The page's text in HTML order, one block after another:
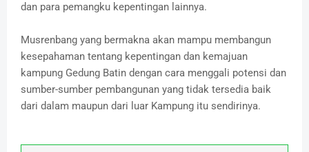
dan para pemangku kepentingan lainnya.
Musrenbang yang bermakna akan mampu membangun
kesepahaman tentang kepentingan dan kemajuan
kampung Gedung Batin dengan cara menggali potensi dan
sumber-sumber pembangunan yang tidak tersedia baik
dari dalam maupun dari luar Kampung itu sendirinya.